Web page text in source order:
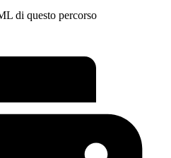
di questo percorso